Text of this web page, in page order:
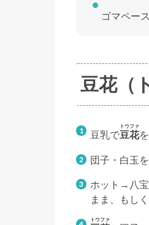
ゴマペー
豆花（
豆乳で豆花
トウファ
団子・白玉
ホット→八
まま、もし
トウファ